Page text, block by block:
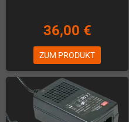
36,00 €
ZUM PRODUKT